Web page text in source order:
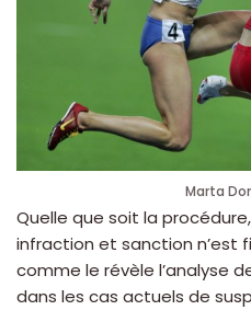
Marta
Quelle que soit la
infraction et sanction n’est
comme le révèle l’analyse
dans les cas actuels de